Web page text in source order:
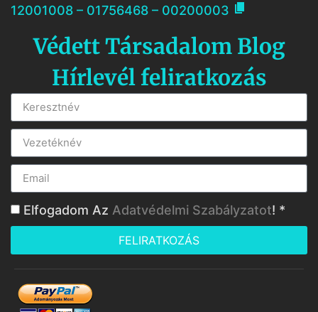
12001008 – 01756468 – 00200003 
Védett Társadalom Blog
Hírlevél feliratkozás
Elfogadom Az Adatvédelmi Szabályzatot! *
FELIRATKOZÁS